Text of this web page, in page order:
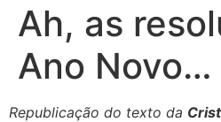
Ah, as
Ano Novo…
Republicação do texto da